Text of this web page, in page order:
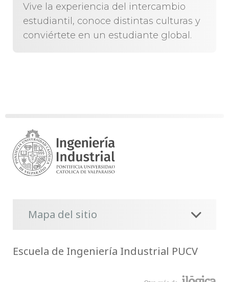
Vive la experiencia del intercambio
estudiantil, conoce distintas culturas y
conviértete en un estudiante global.
Mapa del sitio
Escuela de Ingeniería Industrial PUCV